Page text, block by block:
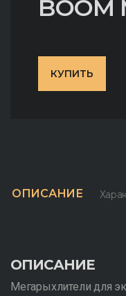
BOOM
КУПИТЬ
ОПИСАНИЕ
ОПИСАНИЕ
Мегарыхлители для